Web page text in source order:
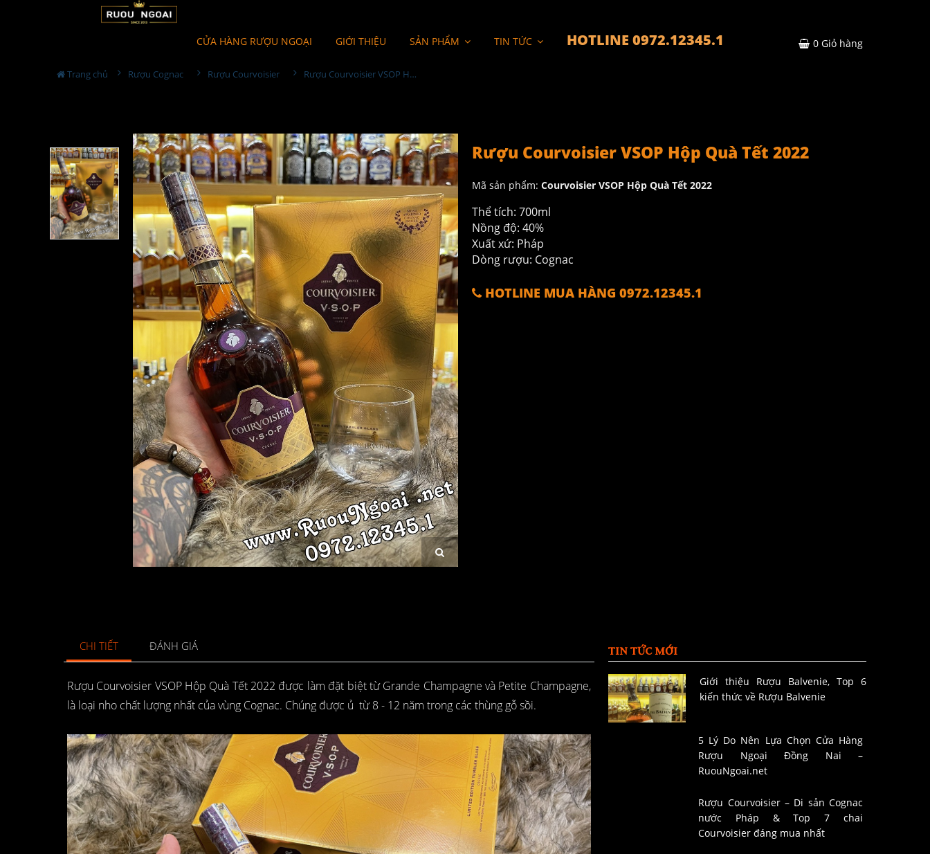
CỬA HÀNG RƯỢU NGOẠI GIỚI THIỆU SẢN PHẨM TIN TỨC HOTLINE 0972.12345.1 0 Giỏ hàng
Trang chủ Rượu Cognac Rượu Courvoisier Rượu Courvoisier VSOP Hộp Quà Tết 2022
Rượu Courvoisier VSOP Hộp Quà Tết 2022
Mã sản phẩm: Courvoisier VSOP Hộp Quà Tết 2022
Thể tích: 700ml
Nồng độ: 40%
Xuất xứ: Pháp
Dòng rượu: Cognac
HOTLINE MUA HÀNG 0972.12345.1
CHI TIẾT ĐÁNH GIÁ
Rượu Courvoisier VSOP Hộp Quà Tết 2022 được làm đặt biệt từ Grande Champagne và Petite Champagne,
là loại nho chất lượng nhất của vùng Cognac. Chúng được ủ từ 8 - 12 năm trong các thùng gỗ sồi.
TIN TỨC MỚI
Giới thiệu Rượu Balvenie, Top 6
kiến thức về Rượu Balvenie
5 Lý Do Nên Lựa Chọn Cửa Hàng
Rượu Ngoại Đồng Nai –
RuouNgoai.net
Rượu Courvoisier – Di sản Cognac
nước Pháp & Top 7 chai
Courvoisier đáng mua nhất